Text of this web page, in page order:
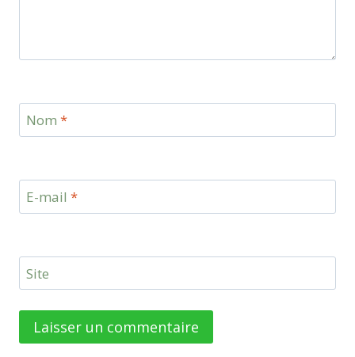
Nom *
E-mail *
Site